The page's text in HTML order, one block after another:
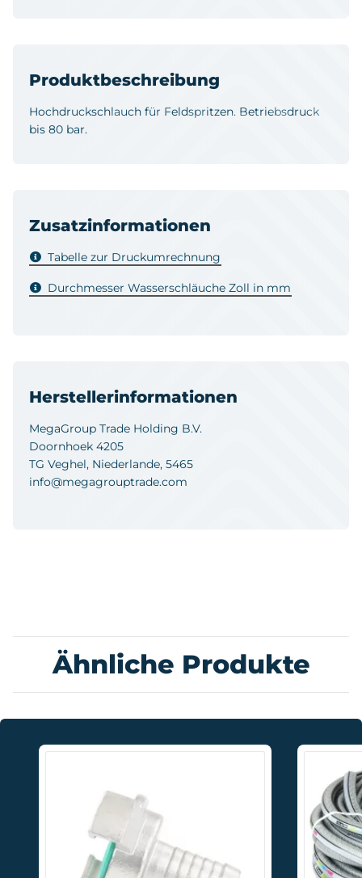
Produktbeschreibung
Hochdruckschlauch für Feldspritzen. Betriebsdruck
bis 80 bar.
Zusatzinformationen
Tabelle zur Druckumrechnung
Durchmesser Wasserschläuche Zoll in mm
Herstellerinformationen
MegaGroup Trade Holding B.V.
Doornhoek 4205
TG Veghel, Niederlande, 5465
info@megagrouptrade.com
Ähnliche Produkte